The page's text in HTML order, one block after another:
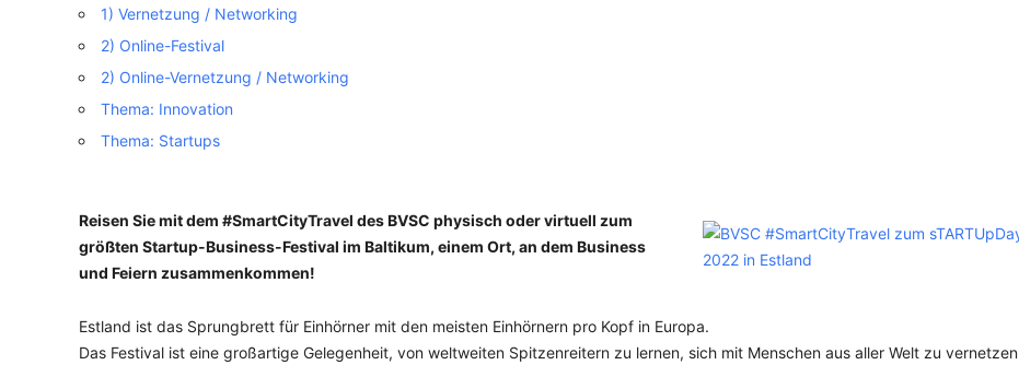
1) Vernetzung / Networking
2) Online-Festival
2) Online-Vernetzung / Networking
Thema: Innovation
Thema: Startups
Reisen Sie mit dem #SmartCityTravel des BVSC physisch oder virtuell zum
größten Startup-Business-Festival im Baltikum, einem Ort, an dem Business
und Feiern zusammenkommen!
Estland ist das Sprungbrett für Einhörner mit den meisten Einhörnern pro Kopf in Europa.
Das Festival ist eine großartige Gelegenheit, von weltweiten Spitzenreitern zu lernen, sich mit Menschen aus aller Welt zu vernetzen